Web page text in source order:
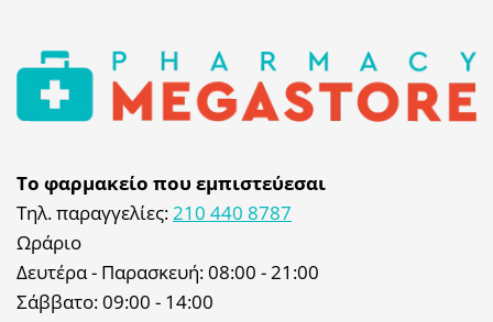
Το φαρμακείο που εμπιστεύεσαι
Τηλ. παραγγελίες:210 440 8787
Ωράριο
Δευτέρα - Παρασκευή: 08:00 - 21:00
Σάββατο: 09:00 - 14:00